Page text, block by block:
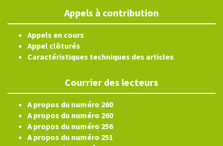
Appels à contribution
Appels en cours
Appel clôturés
Caractéristiques techniques des articles
Courrier des lecteurs
A propos du numéro 260
A propos du numéro 260
A propos du numéro 256
A propos du numéro 251